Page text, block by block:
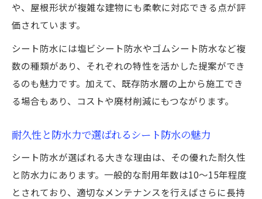
地域特性に合ったシート防水の選び方
屋根の状態に応じたシート防水検討法
信頼できる業者選びのコツと注意点
シート防水工事で信頼できる業者の見極め
方
失敗しないシート防水業者選びの注意点
業者の比較で重視すべきシート防水のポイ
シート防水業者に依頼する際の確認事項
安心して任せられるシート防水業者の特徴
や、屋根形状が複雑な建物にも柔軟に対応できる点が評
価されています。
シート防水には塩ビシート防水やゴムシート防水など複
数の種類があり、それぞれの特性を活かした提案ができ
るのも魅力です。加えて、既存防水層の上から施工でき
る場合もあり、コストや廃材削減にもつながります。
耐久性と防水力で選ばれるシート防水の魅力
シート防水が選ばれる大きな理由は、その優れた耐久性
と防水力にあります。一般的な耐用年数は10〜15年程度
とされており、適切なメンテナンスを行えばさらに長持